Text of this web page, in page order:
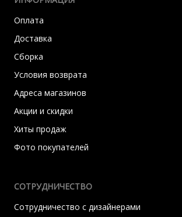
Оплата
Доставка
Сборка
Условия возврата
Адреса магазинов
Акции и скидки
Хиты продаж
Фото покупателей
СОТРУДНИЧЕСТВО
Сотрудничество с дизайнерами